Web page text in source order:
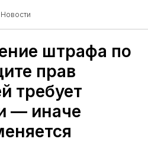
Новости
штрафа по
прав
требует
— иначе